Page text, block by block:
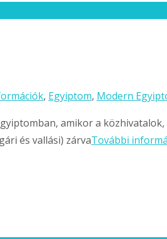
, Egyiptom, Modern
amikor a
és vallási) zárvaTovábbi